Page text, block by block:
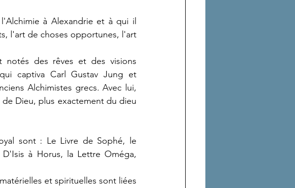
l'art de choses opportunes, l'art
notés des rêves et des visions
captiva Carl Gustav Jung et
Alchimistes grecs. Avec lui,
Dieu, plus exactement du dieu
sont : Le Livre de Sophé, le
à Horus, la Lettre Oméga,
et spirituelles sont liées